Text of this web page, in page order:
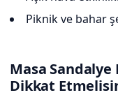
Piknik ve bahar
Masa
Dikkat